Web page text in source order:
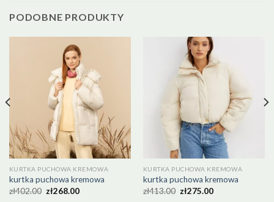
PODOBNE PRODUKTY
KURTKA PUCHOWA KREMOWA
kurtka puchowa kremowa
zł402.00 zł268.00
KURTKA PUCHOWA KREMOWA
kurtka puchowa kremowa
zł413.00 zł275.00